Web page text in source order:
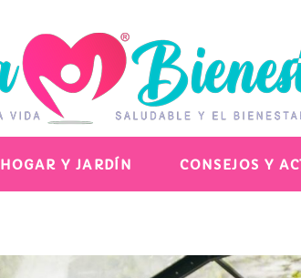
HOGAR Y JARDÍN CONSEJOS Y